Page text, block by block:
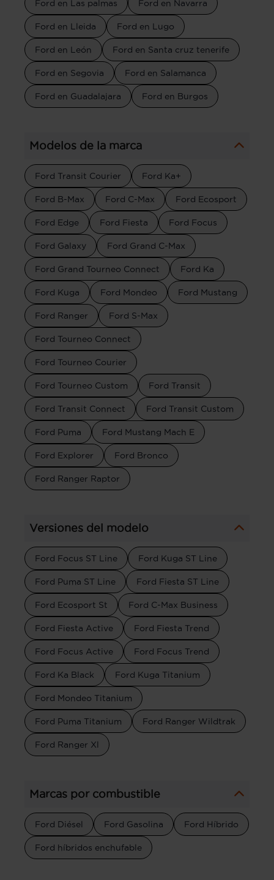
Ford en Las palmas Ford en Navarra
Ford en Lleida Ford en Lugo
Ford en León Ford en Santa cruz tenerife
Ford en Segovia Ford en Salamanca
Ford en Guadalajara Ford en Burgos
Modelos de la marca
Ford Transit Courier Ford Ka+
Ford B-Max Ford C-Max Ford Ecosport
Ford Edge Ford Fiesta Ford Focus
Ford Galaxy Ford Grand C-Max
Ford Grand Tourneo Connect Ford Ka
Ford Kuga Ford Mondeo Ford Mustang
Ford Ranger Ford S-Max
Ford Tourneo Connect
Ford Tourneo Courier
Ford Tourneo Custom Ford Transit
Ford Transit Connect Ford Transit Custom
Ford Puma Ford Mustang Mach E
Ford Explorer Ford Bronco
Ford Ranger Raptor
Versiones del modelo
Ford Focus ST Line Ford Kuga ST Line
Ford Puma ST Line Ford Fiesta ST Line
Ford Ecosport St Ford C-Max Business
Ford Fiesta Active Ford Fiesta Trend
Ford Focus Active Ford Focus Trend
Ford Ka Black Ford Kuga Titanium
Ford Mondeo Titanium
Ford Puma Titanium Ford Ranger Wildtrak
Ford Ranger Xl
Marcas por combustible
Ford Diésel Ford Gasolina Ford Híbrido
Ford híbridos enchufable